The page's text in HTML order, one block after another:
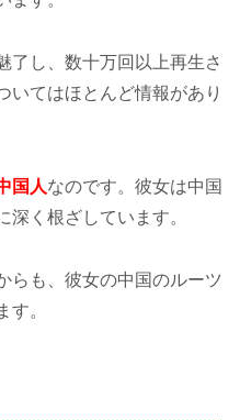
了し、数十万回以上再生さ
いてはほとんど情報があり
国人なのです。彼女は中国
深く根ざしています。
らも、彼女の中国のルーツ
す。